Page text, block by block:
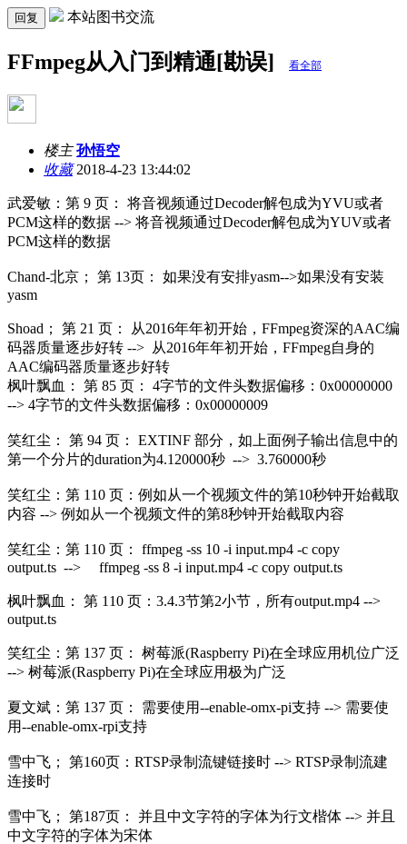
回复 本站图书交流
FFmpeg从入门到精通[勘误] 看全部
楼主 孙悟空
收藏2018-4-23 13:44:02
武爱敏：第 9 页： 将音视频通过Decoder解包成为YVU或者
PCM这样的数据 --> 将音视频通过Decoder解包成为YUV或者
PCM这样的数据
Chand-北京； 第 13页： 如果没有安排yasm-->如果没有安装
yasm
Shoad； 第 21 页： 从2016年年初开始，FFmpeg资深的AAC编
码器质量逐步好转 --> 从2016年年初开始，FFmpeg自身的
AAC编码器质量逐步好转
枫叶飘血： 第 85 页： 4字节的文件头数据偏移：0x00000000
--> 4字节的文件头数据偏移：0x00000009
笑红尘： 第 94 页： EXTINF 部分，如上面例子输出信息中的
第一个分片的duration为4.120000秒 --> 3.760000秒
笑红尘：第 110 页：例如从一个视频文件的第10秒钟开始截取
内容 --> 例如从一个视频文件的第8秒钟开始截取内容
笑红尘：第 110 页： ffmpeg -ss 10 -i input.mp4 -c copy
output.ts --> ffmpeg -ss 8 -i input.mp4 -c copy output.ts
枫叶飘血： 第 110 页：3.4.3节第2小节，所有output.mp4 -->
output.ts
笑红尘：第 137 页： 树莓派(Raspberry Pi)在全球应用机位广泛
--> 树莓派(Raspberry Pi)在全球应用极为广泛
夏文斌：第 137 页： 需要使用--enable-omx-pi支持 --> 需要使
用--enable-omx-rpi支持
雪中飞； 第160页：RTSP录制流键链接时 --> RTSP录制流建
连接时
雪中飞； 第187页： 并且中文字符的字体为行文楷体 --> 并且
中文字符的字体为宋体